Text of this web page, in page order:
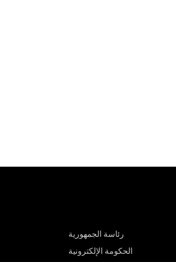
رئاسة الجمهورية
الحكومة الإلكترونية